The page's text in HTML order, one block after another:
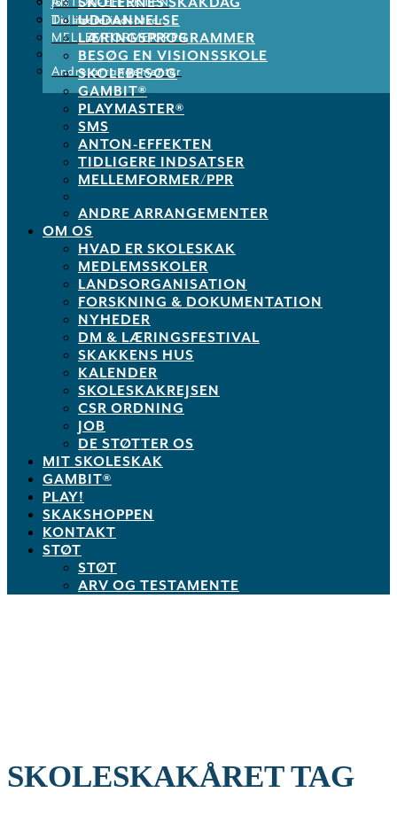
Tidligere indsatser
MELLEMFORMER/PPR
Andre arrangementer
De støtter os
UDDANNELSE
LÆRINGSPROGRAMMER
BESØG EN VISIONSSKOLE
SKOLEBESØG
GAMBIT®
PLAYMASTER®
SMS
ANTON-EFFEKTEN
TIDLIGERE INDSATSER
MELLEMFORMER/PPR
ANDRE ARRANGEMENTER
OM OS
HVAD ER SKOLESKAK
MEDLEMSSKOLER
LANDSORGANISATION
FORSKNING & DOKUMENTATION
NYHEDER
DM & LÆRINGSFESTIVAL
SKAKKENS HUS
KALENDER
SKOLESKAKREJSEN
CSR ORDNING
JOB
DE STØTTER OS
MIT SKOLESKAK
GAMBIT®
PLAY!
SKAKSHOPPEN
KONTAKT
STØT
STØT
ARV OG TESTAMENTE
SKOLESKAKÅRET TAG